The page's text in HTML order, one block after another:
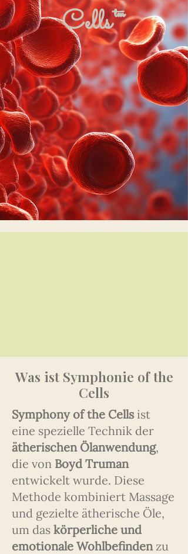
Cells™
Was ist Symphonie of the
Cells
Symphony of the Cells ist
eine spezielle Technik der
ätherischen Ölanwendung,
die von Boyd Truman
entwickelt wurde. Diese
Methode kombiniert Massage
und gezielte ätherische Öle,
um das körperliche und
emotionale Wohlbefindenzu